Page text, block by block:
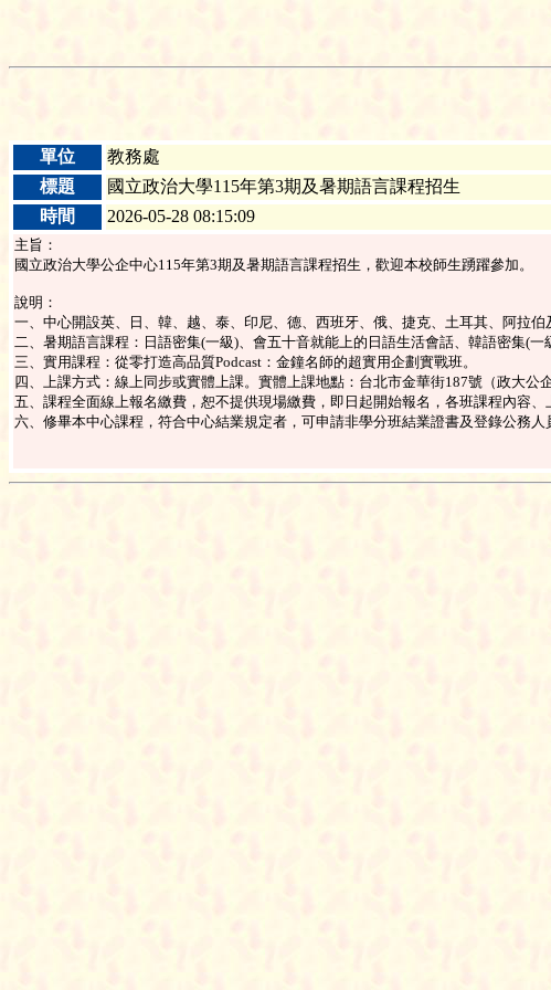
單位
教務處
標題
國立政治大學115年第3期及暑期語言課程招生
時間
2026-05-28 08:15:09
主旨：
國立政治大學公企中心115年第3期及暑期語言課程招生，歡迎本校師生踴躍參加。
說明：
一、中心開設英、日、韓、越、泰、印尼、德、西班牙、俄、捷克、土耳其、阿拉伯
二、暑期語言課程：日語密集(一級)、會五十音就能上的日語生活會話、韓語密集(
三、實用課程：從零打造高品質Podcast：金鐘名師的超實用企劃實戰班。
四、上課方式：線上同步或實體上課。實體上課地點：台北市金華街187號（政大公企
五、課程全面線上報名繳費，恕不提供現場繳費，即日起開始報名，各班課程內容
六、修畢本中心課程，符合中心結業規定者，可申請非學分班結業證書及登錄公務人